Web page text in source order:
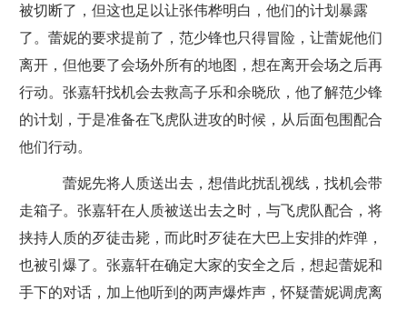
被切断了，但这也足以让张伟桦明白，他们的计划暴露
了。蕾妮的要求提前了，范少锋也只得冒险，让蕾妮他们
离开，但他要了会场外所有的地图，想在离开会场之后再
行动。张嘉轩找机会去救高子乐和余晓欣，他了解范少锋
的计划，于是准备在飞虎队进攻的时候，从后面包围配合
他们行动。
蕾妮先将人质送出去，想借此扰乱视线，找机会带
走箱子。张嘉轩在人质被送出去之时，与飞虎队配合，将
挟持人质的歹徒击毙，而此时歹徒在大巴上安排的炸弹，
也被引爆了。张嘉轩在确定大家的安全之后，想起蕾妮和
手下的对话，加上他听到的两声爆炸声，怀疑蕾妮调虎离